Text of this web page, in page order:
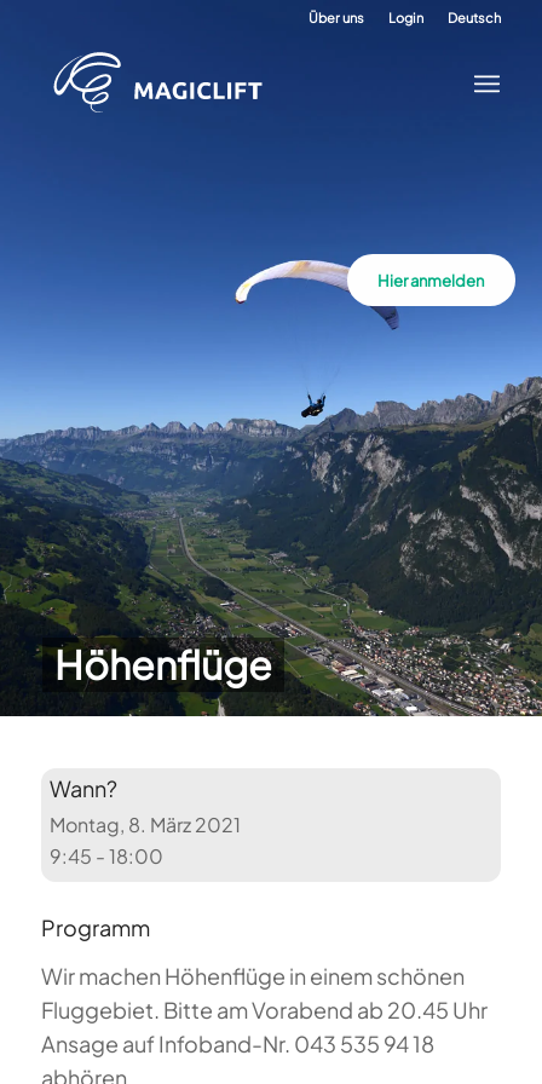
Über uns Login Deutsch
Höhenflüge
Hier anmelden
Wann?
Montag, 8. März 2021
9:45 - 18:00
Programm
Wir machen Höhenflüge in einem schönen
Fluggebiet. Bitte am Vorabend ab 20.45 Uhr
Ansage auf Infoband-Nr. 043 535 94 18
abhören.